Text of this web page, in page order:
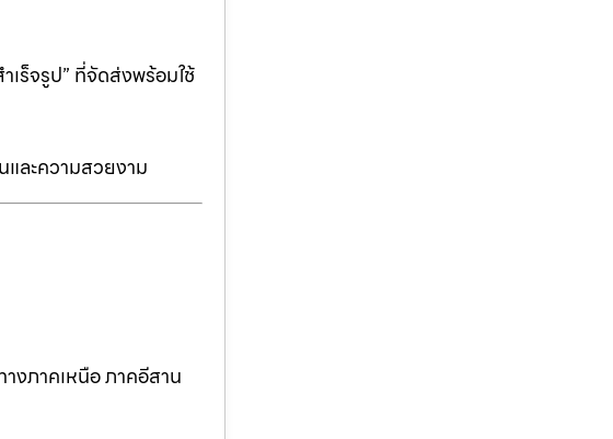
เร็จรูป” ที่จัดส่งพร้อมใช้
และความสวยงาม
งภาคเหนือ ภาคอีสาน